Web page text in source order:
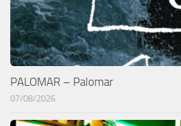
PALOMAR – Palomar
07/08/2026